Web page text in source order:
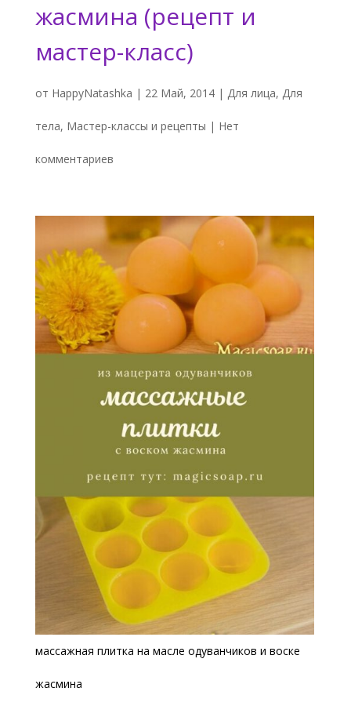
жасмина (рецепт и
мастер-класс)
от HappyNatashka | 22 Май, 2014| Для лица, Для
тела, Мастер-классы и рецепты | Нет
комментариев
массажная плитка на масле одуванчиков и воске
жасмина